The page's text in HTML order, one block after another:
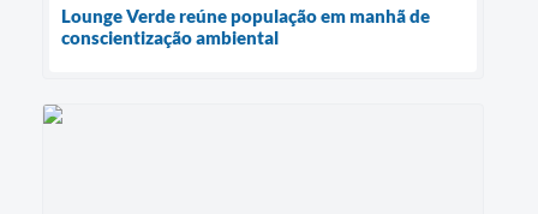
Lounge Verde reúne população em manhã de
conscientização ambiental